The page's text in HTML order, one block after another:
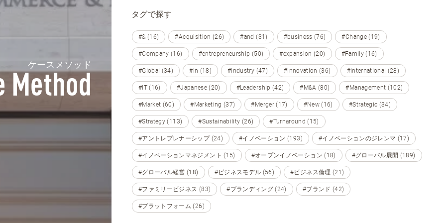
ケースメソッド
Method
タグで探す
#& (16) #Acquisition (26) #and (31) #business (76) #Change (19)
#Company (16) #entrepreneurship (50) #expansion (20) #Family (16)
#Global (34) #in (18) #industry (47) #innovation (36) #international (28)
#IT (16) #Japanese (20) #Leadership (42) #M&A (80) #Management (102)
#Market (60) #Marketing (37) #Merger (17) #New (16) #Strategic (34)
#Strategy (113) #Sustainability (26) #Turnaround (15)
#アントレプレナーシップ (24) #イノベーション (193) #イノベーションのジレンマ (17)
#イノベーションマネジメント (15) #オープンイノベーション (18) #グローバル展開 (189)
#グローバル経営 (18) #ビジネスモデル (56) #ビジネス倫理 (21)
#ファミリービジネス (83) #ブランディング (24) #ブランド (42)
#プラットフォーム (26)